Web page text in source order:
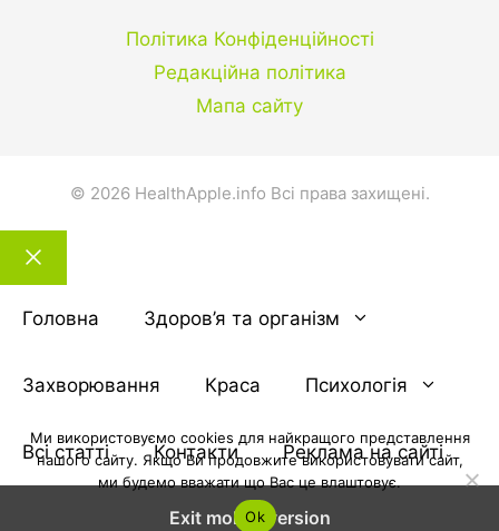
Політика Конфіденційності
Редакційна політика
Мапа сайту
© 2026 HealthApple.info Всі права захищені.
Закрити
тему
Головна Здоров’я та організм
Захворювання Краса Психологія
Всі статті Контакти Реклама на сайті
Exit mobile version
Ми використовуємо cookies для найкращого представлення
нашого сайту. Якщо Ви продовжите використовувати сайт,
ми будемо вважати що Вас це влаштовує.
Ok